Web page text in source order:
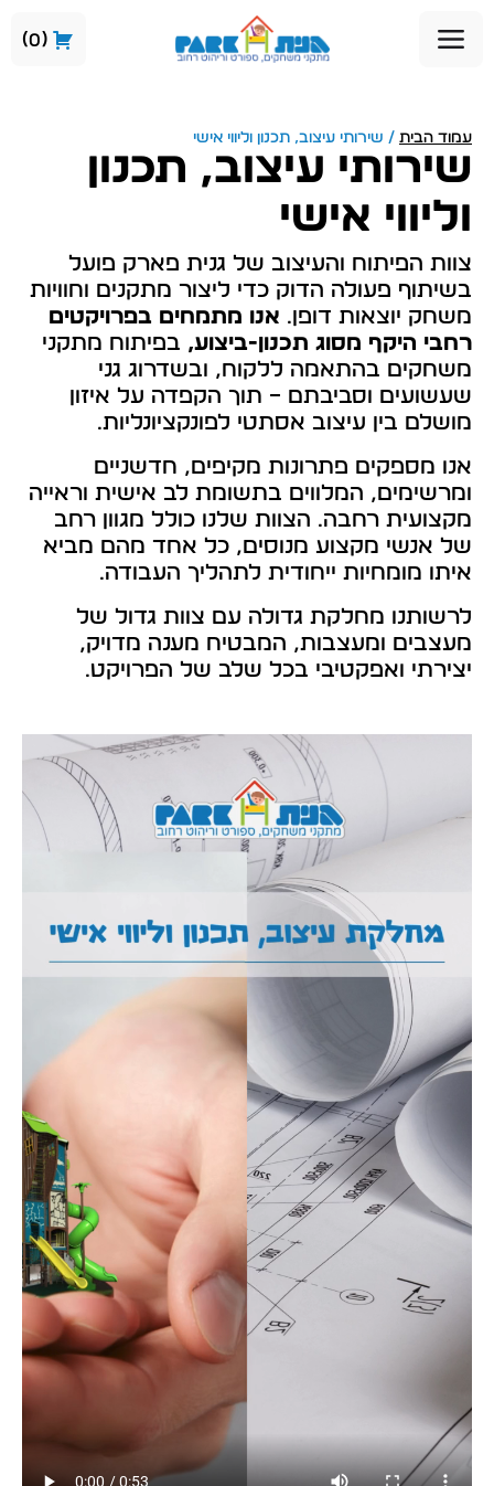
0
עמוד הבית / שירותי עיצוב, תכנון וליווי אישי
שירותי עיצוב, תכנון
וליווי אישי
צוות הפיתוח והעיצוב של גנית פארק פועל
בשיתוף פעולה הדוק כדי ליצור מתקנים וחוויות
משחק יוצאות דופן. אנו מתמחים בפרויקטים
רחבי היקף מסוג תכנון-ביצוע, בפיתוח מתקני
משחקים בהתאמה ללקוח, ובשדרוג גני
שעשועים וסביבתם – תוך הקפדה על איזון
מושלם בין עיצוב אסתטי לפונקציונליות.
אנו מספקים פתרונות מקיפים, חדשניים
ומרשימים, המלווים בתשומת לב אישית וראייה
מקצועית רחבה. הצוות שלנו כולל מגוון רחב
של אנשי מקצוע מנוסים, כל אחד מהם מביא
איתו מומחיות ייחודית לתהליך העבודה.
לרשותנו מחלקת גדולה עם צוות גדול של
מעצבים ומעצבות, המבטיח מענה מדויק,
יצירתי ואפקטיבי בכל שלב של הפרויקט.